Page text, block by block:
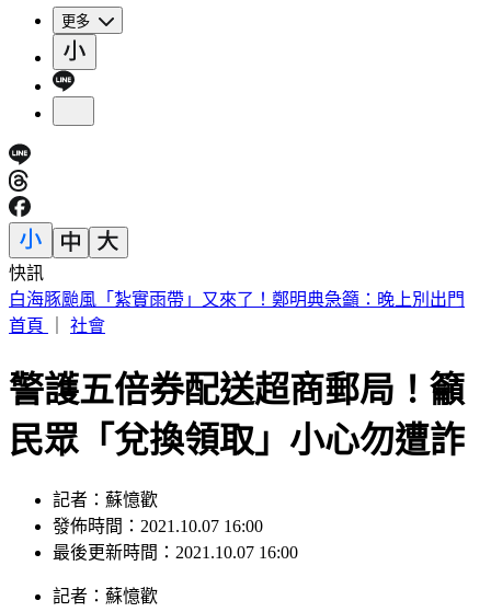
更多
快訊
別只看台積電！ 外媒點名「2檔AI設備股」快上車
首頁
社會
警護五倍券配送超商郵局！籲
民眾「兌換領取」小心勿遭詐
記者：蘇憶歡
發佈時間：2021.10.07 16:00
最後更新時間：2021.10.07 16:00
記者 ： 蘇憶歡